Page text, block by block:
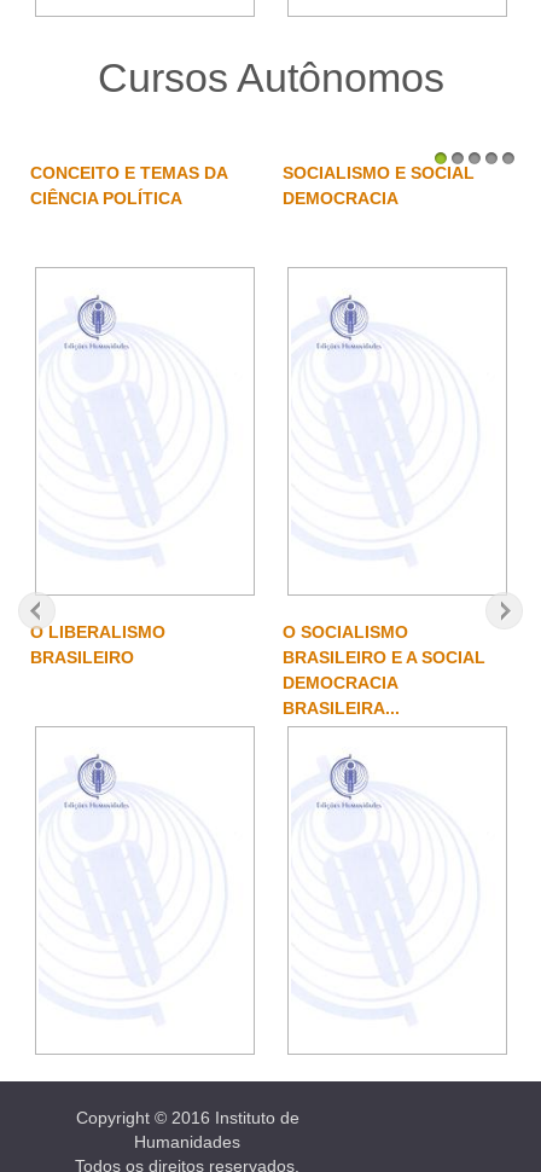
Cursos Autônomos
1 2 3
CONCEITO E TEMAS DA
CIÊNCIA POLÍTICA
SOCIALISMO E SOCIAL
DEMOCRACIA
O LIBERALISMO
BRASILEIRO
O SOCIALISMO
BRASILEIRO E A SOCIAL
DEMOCRACIA
BRASILEIRA...
Copyright © 2016 Instituto de
Humanidades
Todos os direitos reservados.